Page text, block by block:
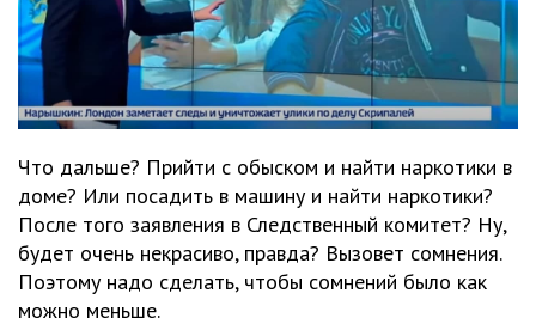
Что дальше? Прийти с обыском и найти наркотики в
доме? Или посадить в машину и найти наркотики?
После того заявления в Следственный комитет? Ну,
будет очень некрасиво, правда? Вызовет сомнения.
Поэтому надо сделать, чтобы сомнений было как
можно меньше.